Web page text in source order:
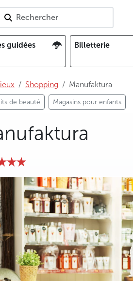
Rechercher
guidées Billetterie
Shopping Manufaktura
de beauté Magasins pour enfants